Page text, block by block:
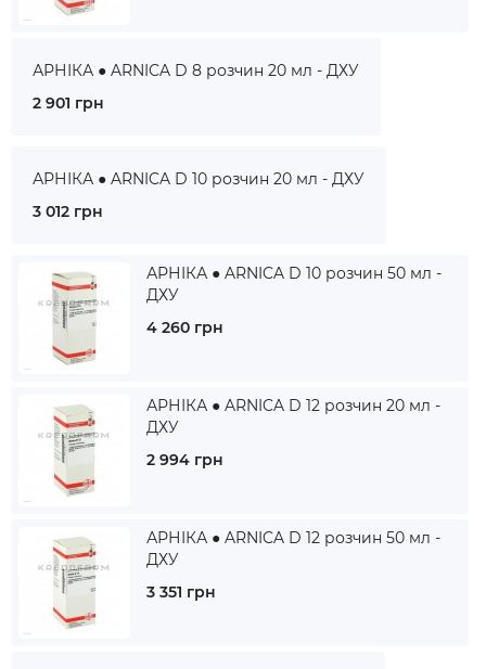
АРНІКА ● ARNICA D 8 розчин 20 мл - ДХУ
2 901 грн
АРНІКА ● ARNICA D 10 розчин 20 мл - ДХУ
3 012 грн
АРНІКА ● ARNICA D 10 розчин 50 мл -
ДХУ
4 260 грн
АРНІКА ● ARNICA D 12 розчин 20 мл -
ДХУ
2 994 грн
АРНІКА ● ARNICA D 12 розчин 50 мл -
ДХУ
3 351 грн